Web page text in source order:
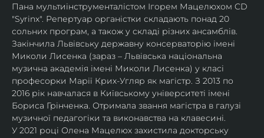
Пана мультиінструменталістом Ігорем Мацелюхом CD
"Syrinx". Репертуар органістки складають понад 20
сольних програм, а також у складі різних ансамблів.
Закінчила Львівську державну консерваторію імені
Миколи Лисенка (зараз – Львівська національна
музична академія імені Миколи Лисенка) у класі
професорки Марії Крих-Угляр як магістр. З 2013 по
2016 рік навчалася в Київському університеті імені
Бориса Грінченка. Отримала звання магістра в галузі
музичної педагогіки та виконавства на клавесині.
У 2021 році Олена Мацелюх захистила докторську